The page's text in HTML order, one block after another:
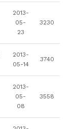
2013-
05-
23
3230
2013-
05-14
3740
2013-
05-
08
3558